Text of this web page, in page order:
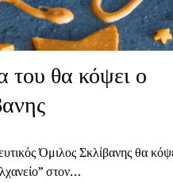
του θα κόψει ο
Όμιλος Σκλίβανης θα
στον…